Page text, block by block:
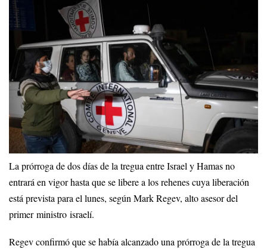
La prórroga de dos días de la tregua entre Israel y Hamas no
entrará en vigor hasta que se libere a los rehenes cuya liberación
está prevista para el lunes, según Mark Regev, alto asesor del
primer ministro israelí.
Regev confirmó que se había alcanzado una prórroga de la tregua